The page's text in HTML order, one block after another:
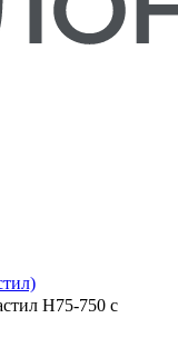
Н75-750 с